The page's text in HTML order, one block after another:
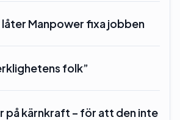
låter Manpower fixa jobben
folk”
på kärnkraft – för att den inte